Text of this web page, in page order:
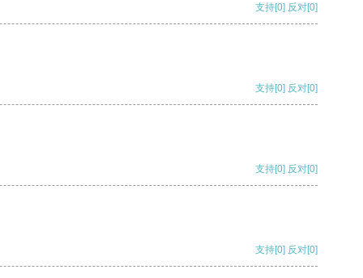
支持[0] 反对[0]
支持[0] 反对[0]
支持[0] 反对[0]
支持[0] 反对[0]